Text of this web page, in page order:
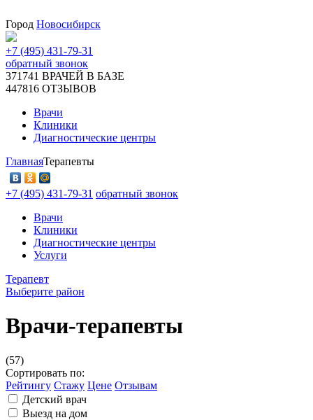
Город Новосибирск
+7 (495) 431-79-31
обратный звонок
371741 ВРАЧЕЙ В БАЗЕ
447816 ОТЗЫВОВ
Врачи
Клиники
Диагностические центры
ГлавнаяТерапевты
+7 (495) 431-79-31 обратный звонок
Врачи
Клиники
Диагностические центры
Услуги
Терапевт
Выберите район
Врачи-терапевты
(57)
Сортировать по:
Рейтингу Стажу Цене Отзывам
Детский врач
Выезд на дом